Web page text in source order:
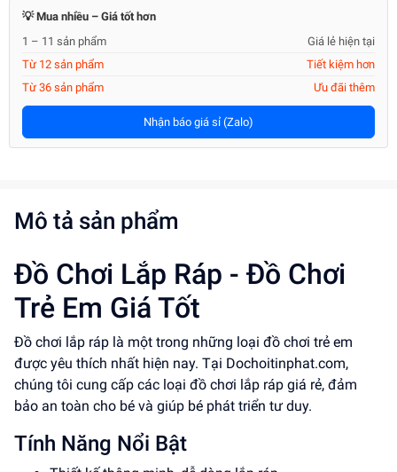
💡 Mua nhiều – Giá tốt hơn
1 – 11 sản phẩm
Giá lẻ hiện tại
Từ 12 sản phẩm
Tiết kiệm hơn
Từ 36 sản phẩm
Ưu đãi thêm
Nhận báo giá sỉ (Zalo)
Mô tả sản phẩm
Đồ Chơi Lắp Ráp - Đồ Chơi
Trẻ Em Giá Tốt
Đồ chơi lắp ráp là một trong những loại đồ chơi trẻ em
được yêu thích nhất hiện nay. Tại Dochoitinphat.com,
chúng tôi cung cấp các loại đồ chơi lắp ráp giá rẻ, đảm
bảo an toàn cho bé và giúp bé phát triển tư duy.
Tính Năng Nổi Bật